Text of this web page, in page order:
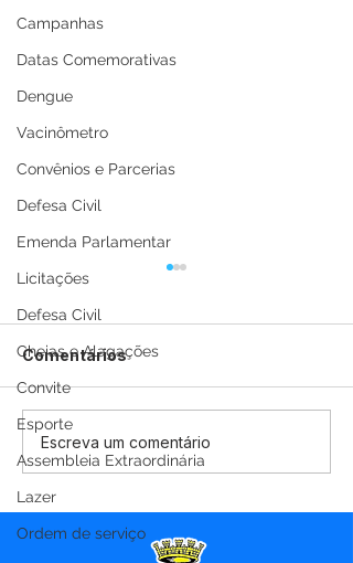
Campanhas
Datas Comemorativas
Dengue
Vacinômetro
Convênios e Parcerias
Defesa Civil
Emenda Parlamentar
Licitações
Defesa Civil
Cheias e Alagações
Convite
Esporte
Assembleia Extraordinária
Lazer
Ordem de serviço
12 de junho: Feliz Dia
dos Namorados!
Comentários
Escreva um comentário